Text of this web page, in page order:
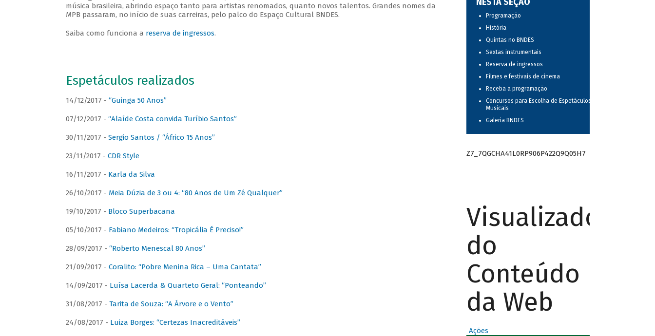
música brasileira, abrindo espaço tanto para artistas renomados, quanto novos talentos. Grandes nomes da
MPB passaram, no início de suas carreiras, pelo palco do Espaço Cultural BNDES.
Saiba como funciona a reserva de ingressos.
Espetáculos realizados
14/12/2017 - “Guinga 50 Anos”
07/12/2017 - “Alaíde Costa convida Turíbio Santos”
30/11/2017 - Sergio Santos / “Áfrico 15 Anos”
23/11/2017 - CDR Style
16/11/2017 - Karla da Silva
26/10/2017 - Meia Dúzia de 3 ou 4: “80 Anos de Um Zé Qualquer”
19/10/2017 - Bloco Superbacana
05/10/2017 - Fabiano Medeiros: “Tropicália É Preciso!”
28/09/2017 - “Roberto Menescal 80 Anos”
21/09/2017 - Coralito: “Pobre Menina Rica – Uma Cantata”
14/09/2017 - Luísa Lacerda & Quarteto Geral: “Ponteando”
31/08/2017 - Tarita de Souza: “A Árvore e o Vento”
24/08/2017 - Luiza Borges: “Certezas Inacreditáveis”
NESTA SEÇÃO
Programação
História
Quintas no BNDES
Sextas instrumentais
Reserva de ingressos
Filmes e festivais de cinema
Receba a programação
Concursos para Escolha de Espetáculos
Musicais
Galeria BNDES
Z7_7QGCHA41L0RP906P422Q9Q05H7
Visualizador
do
Conteúdo
da Web
Ações